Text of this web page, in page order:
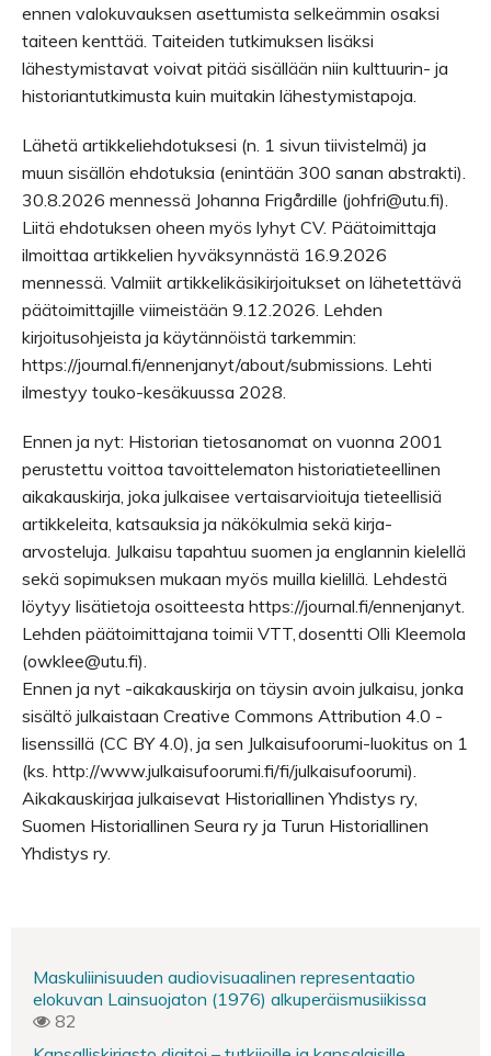
ennen valokuvauksen asettumista selkeämmin osaksi
taiteen kenttää. Taiteiden tutkimuksen lisäksi
lähestymistavat voivat pitää sisällään niin kulttuurin- ja
historiantutkimusta kuin muitakin lähestymistapoja.
Lähetä artikkeliehdotuksesi (n. 1 sivun tiivistelmä) ja
muun sisällön ehdotuksia (enintään 300 sanan abstrakti).
30.8.2026 mennessä Johanna Frigårdille (johfri@utu.fi).
Liitä ehdotuksen oheen myös lyhyt CV. Päätoimittaja
ilmoittaa artikkelien hyväksynnästä 16.9.2026
mennessä. Valmiit artikkelikäsikirjoitukset on lähetettävä
päätoimittajille viimeistään 9.12.2026. Lehden
kirjoitusohjeista ja käytännöistä tarkemmin:
https://journal.fi/ennenjanyt/about/submissions. Lehti
ilmestyy touko-kesäkuussa 2028.
Ennen ja nyt: Historian tietosanomat on vuonna 2001
perustettu voittoa tavoittelematon historiatieteellinen
aikakauskirja, joka julkaisee vertaisarvioituja tieteellisiä
artikkeleita, katsauksia ja näkökulmia sekä kirja-
arvosteluja. Julkaisu tapahtuu suomen ja englannin kielellä
sekä sopimuksen mukaan myös muilla kielillä. Lehdestä
löytyy lisätietoja osoitteesta https://journal.fi/ennenjanyt.
Lehden päätoimittajana toimii VTT, dosentti Olli Kleemola
(owklee@utu.fi).
Ennen ja nyt -aikakauskirja on täysin avoin julkaisu, jonka
sisältö julkaistaan Creative Commons Attribution 4.0 -
lisenssillä (CC BY 4.0), ja sen Julkaisufoorumi-luokitus on 1
(ks. http://www.julkaisufoorumi.fi/fi/julkaisufoorumi).
Aikakauskirjaa julkaisevat Historiallinen Yhdistys ry,
Suomen Historiallinen Seura ry ja Turun Historiallinen
Yhdistys ry.
Maskuliinisuuden audiovisuaalinen representaatio
elokuvan Lainsuojaton (1976) alkuperäismusiikissa
82